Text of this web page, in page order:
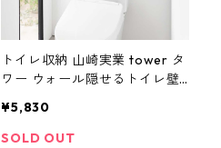
トイレ収納 山崎実業 tower タ
ワー ウォール隠せるトイレ壁
69ブラック
¥5,830
SOLD OUT